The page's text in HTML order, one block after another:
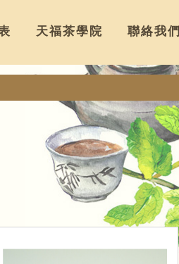
天福茶學院 聯絡我們